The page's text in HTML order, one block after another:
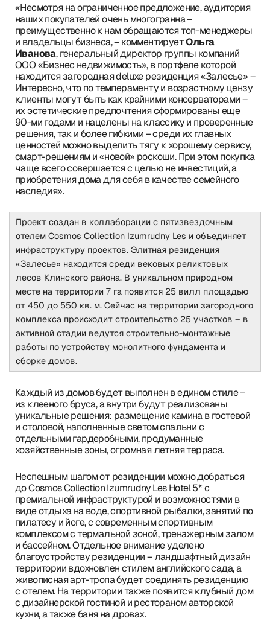
«Несмотря на ограниченное предложение, аудитория
наших покупателей очень многогранна –
преимущественно к нам обращаются топ-менеджеры
и владельцы бизнеса, – комментируетОльга
Иванова, генеральный директор группы компаний
ООО «Бизнес недвижимость», в портфеле которой
находится загородная deluxe резиденция «Залесье» –
Интересно, что по темпераменту и возрастному цензу
клиенты могут быть как крайними консерваторами –
их эстетические предпочтения сформированы еще
90-ми годами и нацелены на классику и проверенные
решения, так и более гибкими – среди их главных
ценностей можно выделить тягу к хорошему сервису,
смарт-решениям и «новой» роскоши. При этом покупка
чаще всего совершается с целью не инвестиций, а
приобретения дома для себя в качестве семейного
наследия».
Проект создан в коллаборации с пятизвездочным
отелем Cosmos Collection Izumrudny Les и объединяет
инфраструктуру проектов. Элитная резиденция
«Залесье» находится среди вековых реликтовых
лесов Клинского района. В уникальном природном
месте на территории 7 га появится 25 вилл площадью
от 450 до 550 кв. м. Сейчас на территории загородного
комплекса происходит строительство 25 участков – в
активной стадии ведутся строительно-монтажные
работы по устройству монолитного фундамента и
сборке домов.
Каждый из домов будет выполнен в едином стиле –
из клееного бруса, а внутри будут реализованы
уникальные решения: размещение камина в гостевой
и столовой, наполненные светом спальни с
отдельными гардеробными, продуманные
хозяйственные зоны, огромная летняя терраса.
Неспешным шагом от резиденции можно добраться
до Cosmos Collection Izumrudny Les Hotel 5* с
премиальной инфраструктурой и возможностями в
виде отдыха на воде, спортивной рыбалки, занятий по
пилатесу и йоге, с современным спортивным
комплексом с термальной зоной, тренажерным залом
и бассейном. Отдельное внимание уделено
благоустройству резиденции – ландшафтный дизайн
территории вдохновлен стилем английского сада, а
живописная арт-тропа будет соединять резиденцию
с отелем. На территории также появится клубный дом
с дизайнерской гостиной и рестораном авторской
кухни, а также баня на дровах.